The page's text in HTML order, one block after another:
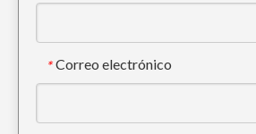
* Correo electrónico